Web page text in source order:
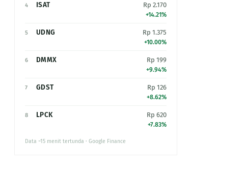
4 ISAT Rp 2.170
+14.21%
5 UDNG Rp 1.375
+10.00%
6 DMMX Rp 199
+9.94%
7 GDST Rp 126
+8.62%
8 LPCK Rp 620
+7.83%
Data ~15 menit tertunda · Google Finance